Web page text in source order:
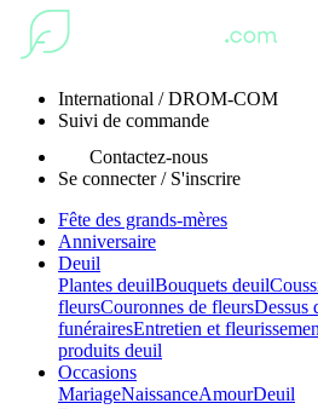
International / DROM-COM
Suivi de commande
Contactez-nous
Se connecter / S'inscrire
Fête des grands-mères
Anniversaire
Deuil
Plantes deuilBouquets deuil
fleursCouronnes de fleursDessus
funérairesEntretien et
produits deuil
Occasions
MariageNaissanceAmourDeuil